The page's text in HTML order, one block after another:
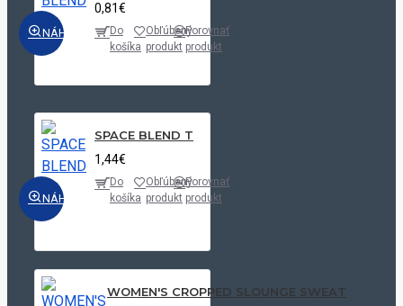
NÁHĽAD
0,81€
Do
košíka
Obľúbený
produkt
Porovnať
produkt
NÁHĽAD
SPACE BLEND T
1,44€
Do
košíka
Obľúbený
produkt
Porovnať
produkt
WOMEN'S CROPPED SLOUNGE SWEAT